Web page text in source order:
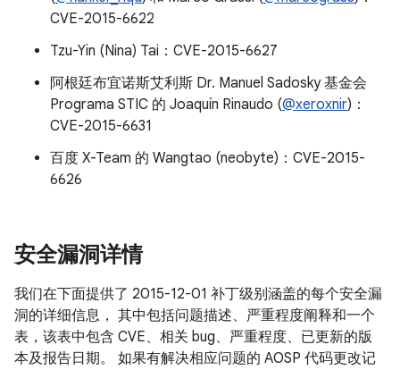
CVE-2015-6622
Tzu-Yin (Nina) Tai：CVE-2015-6627
阿根廷布宜诺斯艾利斯 Dr. Manuel Sadosky 基金会
Programa STIC 的 Joaquín Rinaudo (@xeroxnir)：
CVE-2015-6631
百度 X-Team 的 Wangtao (neobyte)：CVE-2015-
6626
安全漏洞详情
我们在下面提供了 2015-12-01 补丁级别涵盖的每个安全漏
洞的详细信息， 其中包括问题描述、严重程度阐释和一个
表，该表中包含 CVE、相关 bug、严重程度、已更新的版
本及报告日期。 如果有解决相应问题的 AOSP 代码更改记